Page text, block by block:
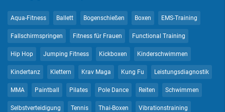
Aqua-Fitness Ballett Bogenschießen Boxen EMS-Training
Fallschirmspringen Fitness für Frauen Functional Training
Hip Hop Jumping Fitness Kickboxen Kinderschwimmen
Kindertanz Klettern Krav Maga Kung Fu Leistungsdiagnostik
MMA Paintball Pilates Pole Dance Reiten Schwimmen
Selbstverteidigung Tennis Thai-Boxen Vibrationstraining